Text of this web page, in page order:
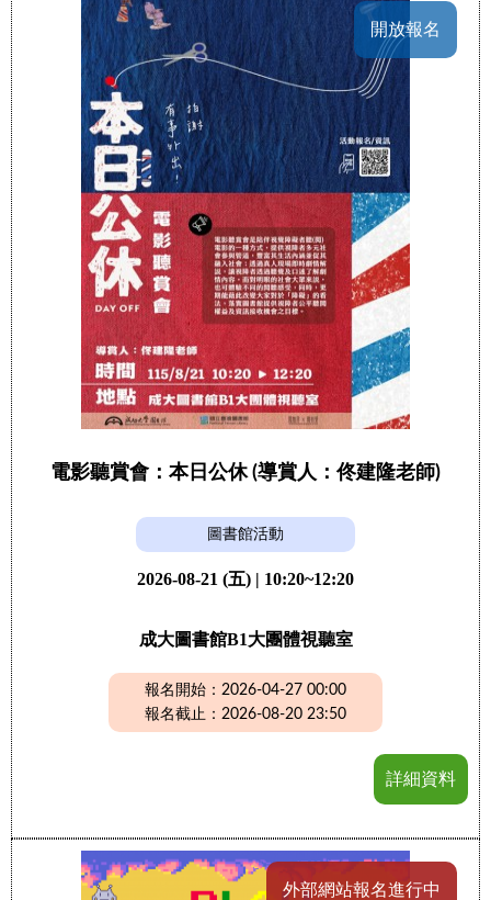
開放報名
電影聽賞會：本日公休 (導賞人：佟建隆老師)
圖書館活動
2026-08-21 (五) | 10:20~12:20
成大圖書館B1大團體視聽室
報名開始：2026-04-27 00:00
報名截止：2026-08-20 23:50
詳細資料
外部網站報名進行中